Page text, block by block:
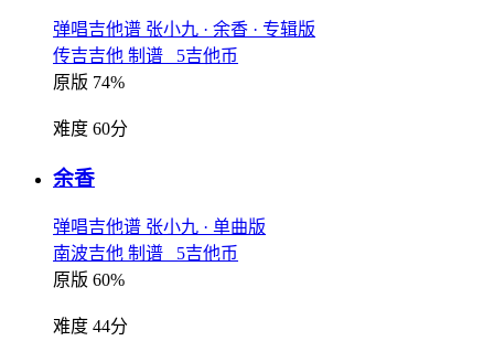
弹唱吉他谱 张小九 · 余香 · 专辑版
传吉吉他 制谱 5吉他币
原版 74%
难度 60分
余香
弹唱吉他谱 张小九 · 单曲版
南波吉他 制谱 5吉他币
原版 60%
难度 44分